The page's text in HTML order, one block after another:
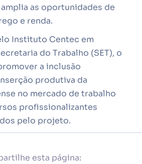
as oportunidades de
e renda.
Instituto Centec em
do Trabalho (SET), o
a inclusão
produtiva da
no mercado de trabalho
profissionalizantes
pelo projeto.
esta página: